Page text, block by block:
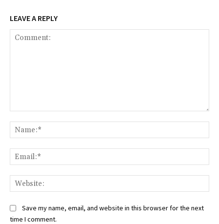
LEAVE A REPLY
Save my name, email, and website in this browser for the next
time I comment.